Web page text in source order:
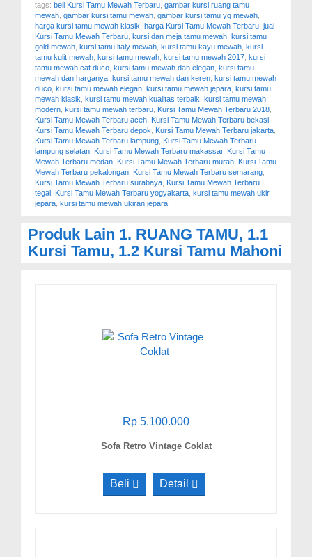
tags: beli Kursi Tamu Mewah Terbaru gambar kursi ruang tamu
mewah gambar kursi tamu mewah gambar kursi tamu yg mewah
harga kursi tamu mewah klasik
harga Kursi Tamu Mewah Terbaru jual
Kursi Tamu Mewah Terbaru kursi dan meja tamu mewah kursi tamu
gold mewah kursi tamu italy mewah kursi tamu kayu mewah kursi
tamu kulit mewah kursi tamu mewah kursi tamu mewah 2017 kursi
tamu mewah cat duco kursi tamu mewah dan elegan kursi tamu
mewah dan harganya kursi tamu mewah dan keren kursi tamu mewah
duco kursi tamu mewah elegan kursi tamu mewah jepara kursi tamu
mewah klasik
kursi tamu mewah kualitas terbaik
kursi tamu mewah
modern kursi tamu mewah terbaru Kursi Tamu Mewah Terbaru 2018
Kursi Tamu Mewah Terbaru aceh
Kursi Tamu Mewah Terbaru bekasi
Kursi Tamu Mewah Terbaru depok
Kursi Tamu Mewah Terbaru jakarta
Kursi Tamu Mewah Terbaru lampung
Kursi Tamu Mewah Terbaru
lampung selatan
Kursi Tamu Mewah Terbaru makassar, Kursi Tamu
Mewah Terbaru medan
Kursi Tamu Mewah Terbaru murah
Kursi Tamu
Mewah Terbaru pekalongan
Kursi Tamu Mewah Terbaru semarang
Kursi Tamu Mewah Terbaru surabaya
Kursi Tamu Mewah Terbaru
tegal
Kursi Tamu Mewah Terbaru yogyakarta kursi tamu mewah ukir
jepara kursi tamu mewah ukiran jepara
Produk Lain 1. RUANG TAMU, 1.1
Kursi Tamu, 1.2 Kursi Tamu Mahoni
Rp 5.100.000
Sofa Retro Vintage Coklat
Beli Detail